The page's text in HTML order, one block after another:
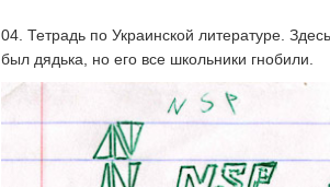
04. Тетрадь по Украинской литературе.
был дядька, но его все школьники гнобили.